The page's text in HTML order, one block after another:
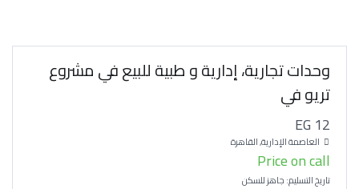
وحدات تجارية، إدارية و طبية للبيع في مشروع
تريو في
EG 12
العاصمة الإدارية, القاهرة
Price on call
تاريخ التسليم: جاهز للسكن